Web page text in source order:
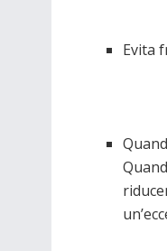
Evita